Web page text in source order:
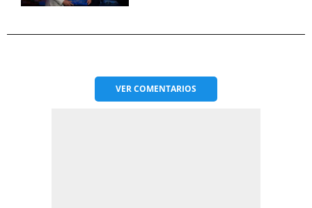
VERCOMENTARIOS